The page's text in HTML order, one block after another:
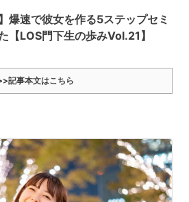
爆速で彼女を作る5ステップセミ
【LOS門下生の歩みVol.21】
記事本文はこちら